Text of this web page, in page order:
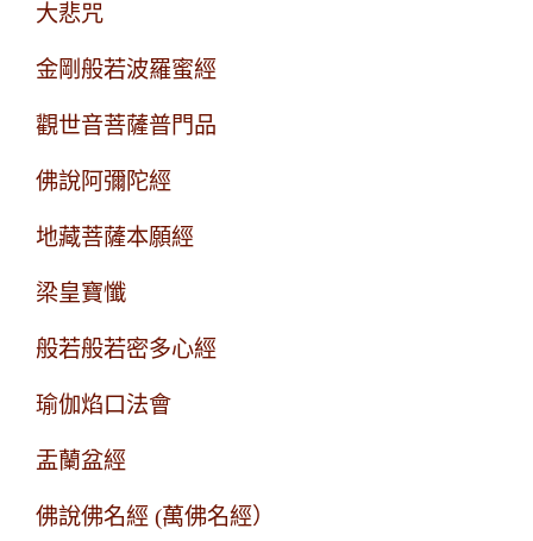
大悲咒
金剛般若波羅蜜經
觀世音菩薩普門品
佛說阿彌陀經
地藏菩薩本願經
梁皇寶懺
般若般若密多心經
瑜伽焰口法會
盂蘭盆經
佛說佛名經 (萬佛名經）